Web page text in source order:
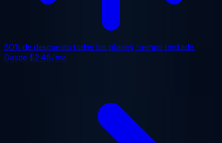
50% de descuento todos los planes, tiempo limitado.
Desde$2.48/mo